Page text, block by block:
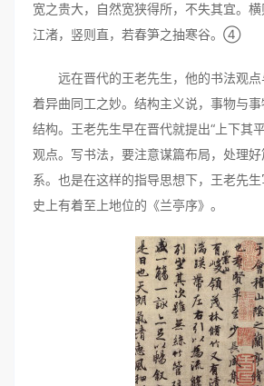
宽之贵大，自然宽狭得所，不失其宜。
江渚，竖则直，若春笋之抽寒谷。④
远在晋代的王老先生，他的书法观点
着异曲同工之妙。结构主义说，事物与
结构。王老先生早在晋代就提出“上下其
观点。写书法，要注意谋篇布局，处理
系。也是在这样的指导思想下，王老先
史上有着至上地位的《兰亭序》。